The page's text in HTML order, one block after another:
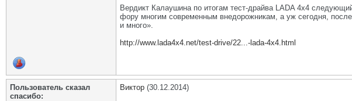
Вердикт Калаушина по итогам тест-драйва LADA 4x4
фору многим современным внедорожникам, а уж сегодня,
и много».
http://www.lada4x4.net/test-drive/22...-lada-4x4.html
Пользователь сказал
cпасибо:
Виктор (30.12.2014)